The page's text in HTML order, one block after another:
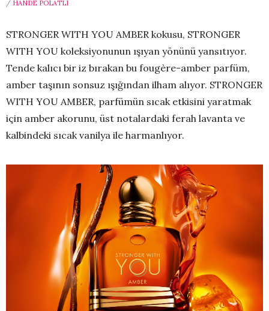
/ HANDE POLATLI
STRONGER WITH YOU AMBER kokusu, STRONGER
WITH YOU koleksiyonunun ışıyan yönünü yansıtıyor.
Tende kalıcı bir iz bırakan bu fougère-amber parfüm,
amber taşının sonsuz ışığından ilham alıyor. STRONGER
WITH YOU AMBER, parfümün sıcak etkisini yaratmak
için amber akorunu, üst notalardaki ferah lavanta ve
kalbindeki sıcak vanilya ile harmanlıyor.